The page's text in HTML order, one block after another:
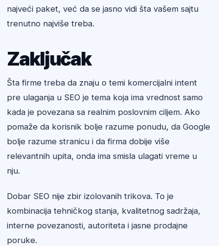
najveći paket, već da se jasno vidi šta vašem sajtu
trenutno najviše treba.
Zaključak
Šta firme treba da znaju o temi komercijalni intent
pre ulaganja u SEO je tema koja ima vrednost samo
kada je povezana sa realnim poslovnim ciljem. Ako
pomaže da korisnik bolje razume ponudu, da Google
bolje razume stranicu i da firma dobije više
relevantnih upita, onda ima smisla ulagati vreme u
nju.
Dobar SEO nije zbir izolovanih trikova. To je
kombinacija tehničkog stanja, kvalitetnog sadržaja,
interne povezanosti, autoriteta i jasne prodajne
poruke.